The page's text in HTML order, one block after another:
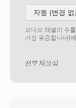
자동 (변경 없
오디오 채널의 수
가장 유용합니다(
전부 재설정